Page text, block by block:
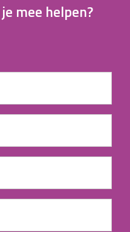
mee helpen?